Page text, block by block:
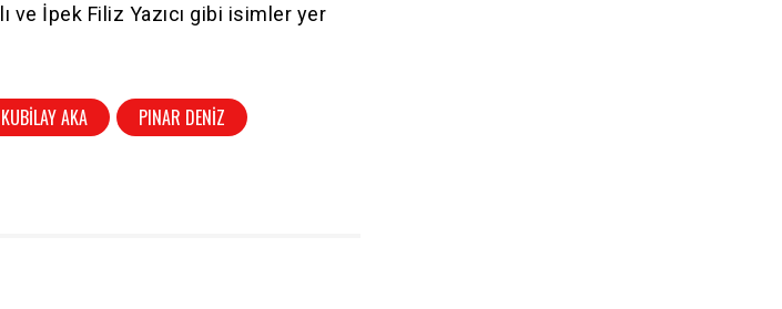
ve İpek Filiz Yazıcı gibi isimler yer
KUBILAY AKA
PINAR DENIZ